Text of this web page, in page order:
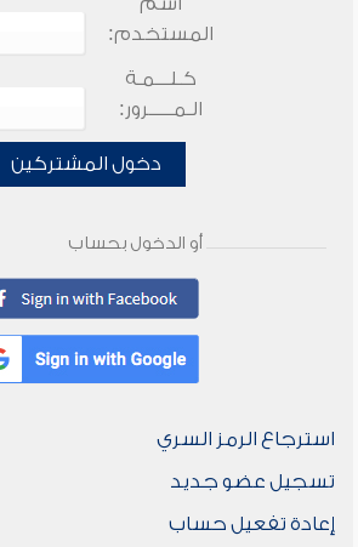
المستخدم:
كـلـــمـة
الـمـــــرور:
دخول المشتركين
أو الدخول بحساب
استرجاع الرمز السري
تسجيل عضو جديد
إعادة تفعيل حساب